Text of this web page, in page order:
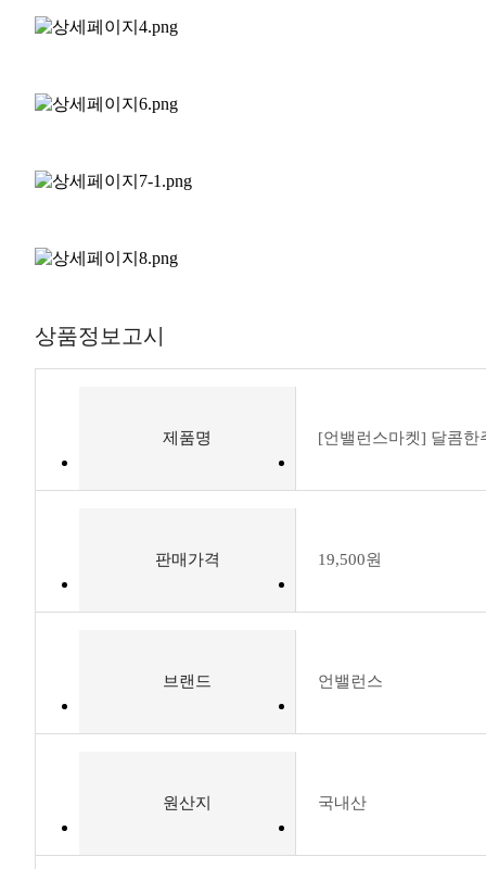
상품정보고시
제품명 [언밸런스마켓] 달콤한
판매가격 19,500원
브랜드 언밸런스
원산지 국내산